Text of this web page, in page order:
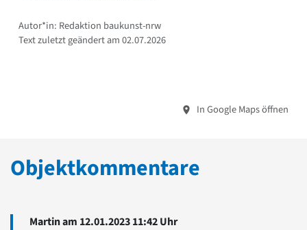
Autor*in: Redaktion baukunst-nrw
Text zuletzt geändert am 02.07.2026
In Google Maps öffnen
Objektkommentare
Martin am 12.01.2023 11:42 Uhr